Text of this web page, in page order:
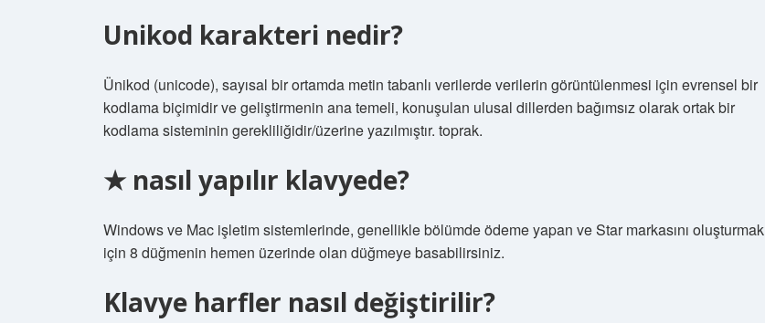
Unikod karakteri nedir?
Ünikod (unicode), sayısal bir ortamda metin tabanlı verilerde verilerin görüntülenmesi için evrensel bir
kodlama biçimidir ve geliştirmenin ana temeli, konuşulan ulusal dillerden bağımsız olarak ortak bir
kodlama sisteminin gerekliliğidir/üzerine yazılmıştır. toprak.
★ nasıl yapılır klavyede?
Windows ve Mac işletim sistemlerinde, genellikle bölümde ödeme yapan ve Star markasını oluşturmak
için 8 düğmenin hemen üzerinde olan düğmeye basabilirsiniz.
Klavye harfler nasıl değiştirilir?